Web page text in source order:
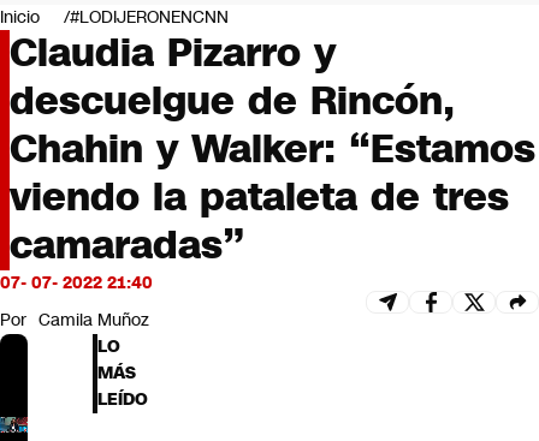
Negocios
Deportes
Programas completos
Cultura
Servicios
Bits
CNN tiempo
Opinión
Inicio #LODIJERONENCNN
Claudia Pizarro y
descuelgue de Rincón,
Chahin y Walker: “Estamos
viendo la pataleta de tres
camaradas”
07- 07- 2022 21:40
Por Camila Muñoz
LO
MÁS
LEÍDO